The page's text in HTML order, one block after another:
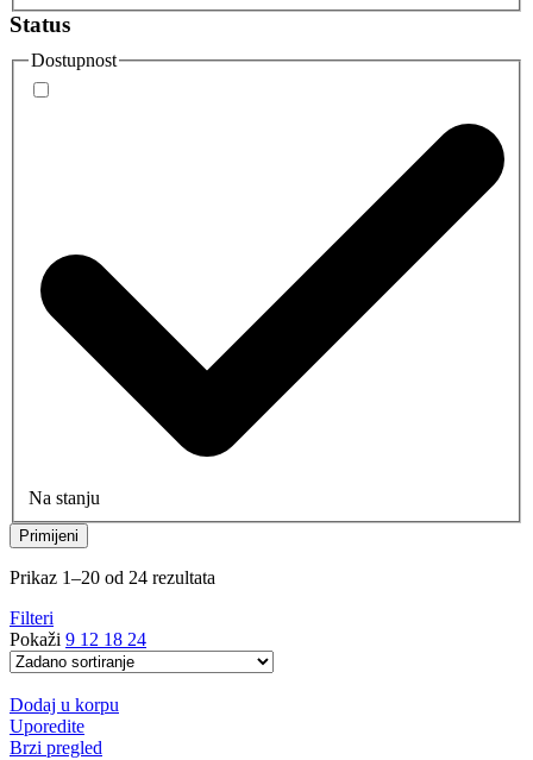
Status
Dostupnost
Na stanju
Primijeni
Prikaz 1–20 od 24 rezultata
Filteri
Pokaži 9 12 18 24
Dodaj u korpu
Uporedite
Brzi pregled